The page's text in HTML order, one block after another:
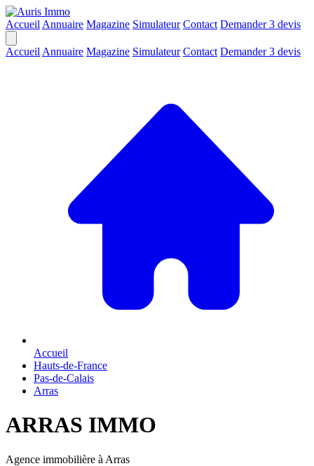
Accueil Annuaire Magazine Simulateur Contact Demander 3 devis
Accueil Annuaire Magazine Simulateur Contact Demander 3 devis
Accueil
Hauts-de-France
Pas-de-Calais
Arras
ARRAS IMMO
Agence immobilière à Arras